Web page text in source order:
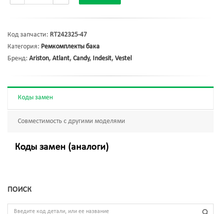
Код запчасти: RT242325-47
Категория: Ремкомплекты бака
Бренд: Ariston, Atlant, Candy, Indesit, Vestel
Коды замен
Совместимость с другими моделями
Коды замен (аналоги)
ПОИСК